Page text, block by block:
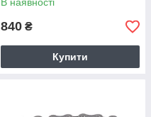
840 ₴
Купити